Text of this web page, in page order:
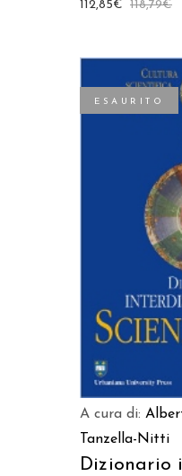
118,79€
112,85€
ESAURITO
A cura di:
Tanzella-Nitti
Dizionario